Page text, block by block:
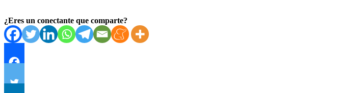
¿Eres un conectante que comparte?